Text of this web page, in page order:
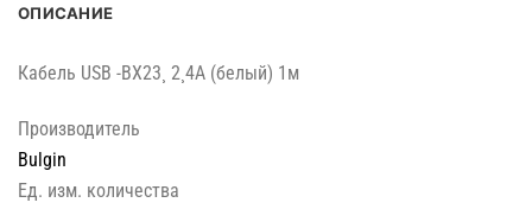
ОПИСАНИЕ
Кабель USB -BX23¸ 2¸4A (белый) 1м
Производитель
Bulgin
Ед. изм. количества